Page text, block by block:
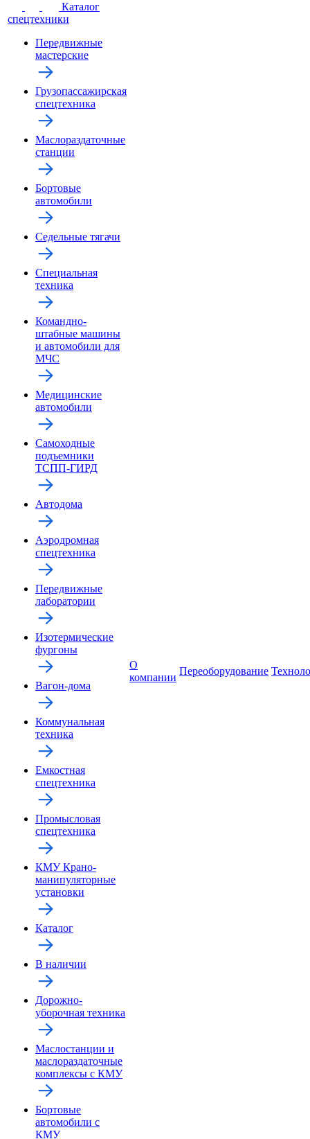
Каталог
спецтехники
Передвижные
мастерские
Грузопассажирская
спецтехника
Маслораздаточные
станции
Бортовые
автомобили
Седельные тягачи
Специальная
техника
Командно-
штабные машины
и автомобили для
МЧС
Медицинские
автомобили
Самоходные
подъемники
ТСПП-ГИРД
Автодома
Аэродромная
спецтехника
Передвижные
лаборатории
Изотермические
фургоны
Вагон-дома
Коммунальная
техника
Емкостная
спецтехника
Промысловая
спецтехника
КМУ Крано-
манипуляторные
установки
Каталог
В наличии
Дорожно-
уборочная техника
Маслостанции и
маслораздаточные
комплексы с КМУ
Бортовые
автомобили с
КМУ
О
компании
Переоборудование